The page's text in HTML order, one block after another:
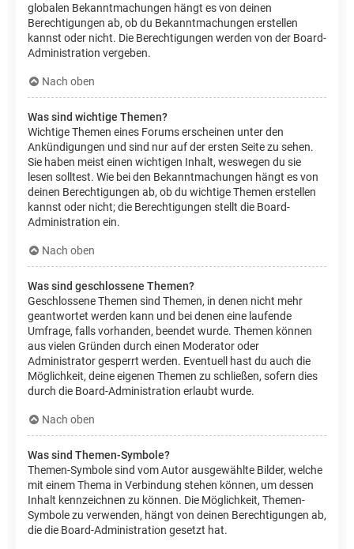
globalen Bekanntmachungen hängt es von deinen
Berechtigungen ab, ob du Bekanntmachungen erstellen
kannst oder nicht. Die Berechtigungen werden von der Board-
Administration vergeben.
Nach oben
Was sind wichtige Themen?
Wichtige Themen eines Forums erscheinen unter den
Ankündigungen und sind nur auf der ersten Seite zu sehen.
Sie haben meist einen wichtigen Inhalt, weswegen du sie
lesen solltest. Wie bei den Bekanntmachungen hängt es von
deinen Berechtigungen ab, ob du wichtige Themen erstellen
kannst oder nicht; die Berechtigungen stellt die Board-
Administration ein.
Nach oben
Was sind geschlossene Themen?
Geschlossene Themen sind Themen, in denen nicht mehr
geantwortet werden kann und bei denen eine laufende
Umfrage, falls vorhanden, beendet wurde. Themen können
aus vielen Gründen durch einen Moderator oder
Administrator gesperrt werden. Eventuell hast du auch die
Möglichkeit, deine eigenen Themen zu schließen, sofern dies
durch die Board-Administration erlaubt wurde.
Nach oben
Was sind Themen-Symbole?
Themen-Symbole sind vom Autor ausgewählte Bilder, welche
mit einem Thema in Verbindung stehen können, um dessen
Inhalt kennzeichnen zu können. Die Möglichkeit, Themen-
Symbole zu verwenden, hängt von deinen Berechtigungen ab,
die die Board-Administration gesetzt hat.